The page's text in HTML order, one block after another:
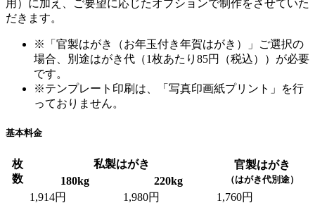
用）に加え、ご要望に応じたオプションで制作をさせていた
だきます。
※「官製はがき（お年玉付き年賀はがき）」ご選択の
場合、別途はがき代（1枚あたり85円（税込））が必要
です。
※テンプレート印刷は、「写真印画紙プリント」を行
っておりません。
基本料金
枚
数
私製はがき 官製はがき
（はがき代別途）
180kg 220kg
1,914円
1,980円
1,760円